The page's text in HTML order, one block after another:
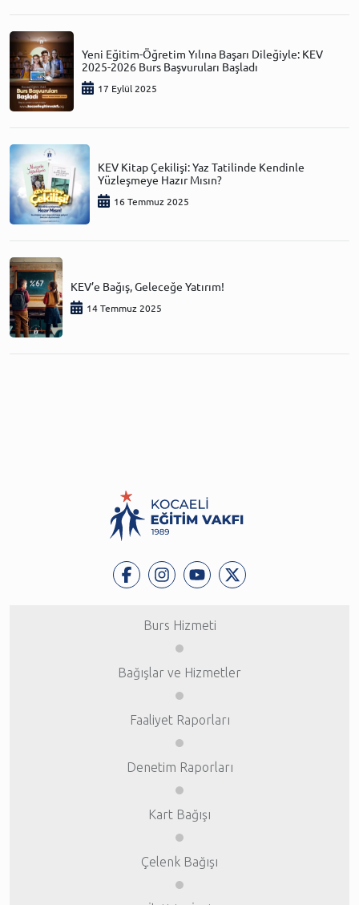
Yeni Eğitim-Öğretim Yılına Başarı Dileğiyle: KEV
2025-2026 Burs Başvuruları Başladı
17 Eylül 2025
KEV Kitap Çekilişi: Yaz Tatilinde Kendinle
Yüzleşmeye Hazır Mısın?
16 Temmuz 2025
KEV’e Bağış, Geleceğe Yatırım!
14 Temmuz 2025
Burs Hizmeti
Bağışlar ve Hizmetler
Faaliyet Raporları
Denetim Raporları
Kart Bağışı
Çelenk Bağışı